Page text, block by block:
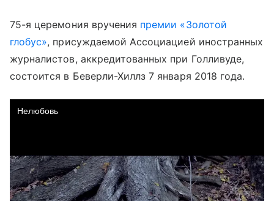
75-я церемония вручения премии «Золотой
глобус», присуждаемой Ассоциацией иностранных
журналистов, аккредитованных при Голливуде,
состоится в Беверли-Хиллз 7 января 2018 года.